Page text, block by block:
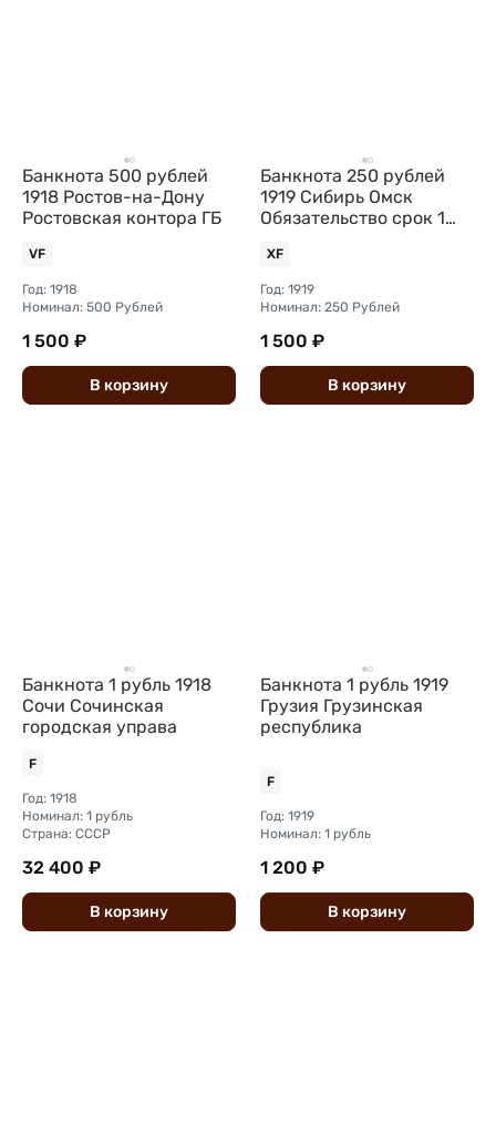
Банкнота 500 рублей
1918 Ростов-на-Дону
Ростовская контора ГБ
VF
Год: 1918
Номинал: 500 Рублей
1 500 ₽
В корзину
Банкнота 250 рублей
1919 Сибирь Омск
Обязательство срок 1
Государственнаго
XF
Год: 1919
Номинал: 250 Рублей
1 500 ₽
В корзину
Банкнота 1 рубль 1918
Сочи Сочинская
городская управа
F
Год: 1918
Номинал: 1 рубль
Страна: СССР
32 400 ₽
В корзину
Банкнота 1 рубль 1919
Грузия Грузинская
республика
F
Год: 1919
Номинал: 1 рубль
1 200 ₽
В корзину